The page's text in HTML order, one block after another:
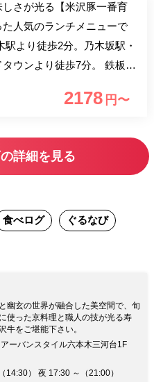
さが光る【米沢豚一番育
た人気のランチメニューで
駅より徒歩2分。乃木坂駅・
ウンより徒歩7分。 鉄板焼
ご利用いただけます。 ビジ
2178 円〜
詳細を見る
食べログ ぐるなび
幽玄の世界が融合した美空間で、旬
使った京料理と職人の技が光る寿
牛をご堪能下さい。
ーバンスタイル六本木三河台1F
昼 12:00 ～ 15:00（14:30） 夜 17:30 ～（21:00）